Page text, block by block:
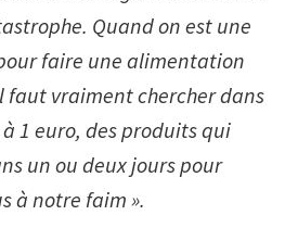
Quand on est une
faire une alimentation
faut vraiment chercher dans
1 euro, des produits qui
un ou deux jours pour
à notre faim ».